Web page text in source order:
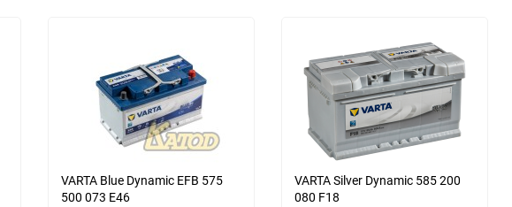
VARTA Blue Dynamic EFB 575
500 073 E46
VARTA Silver Dynamic 585 200
080 F18